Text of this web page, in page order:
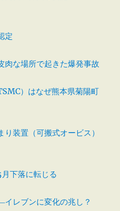
定
な場所で起きた爆発事故
）はなぜ熊本県菊陽町
装置（可搬式オービス）
下落に転じる
レブンに変化の兆し？